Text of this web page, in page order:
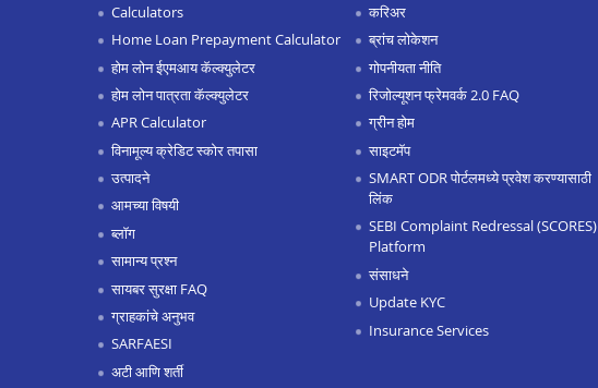
Calculators
Home Loan Prepayment Calculator
होम लोन ईएमआय कॅल्क्युलेटर
होम लोन पात्रता कॅल्क्युलेटर
APR Calculator
विनामूल्य क्रेडिट स्कोर तपासा
उत्पादने
आमच्या विषयी
ब्लॉग
सामान्य प्रश्न
सायबर सुरक्षा FAQ
ग्राहकांचे अनुभव
SARFAESI
अटी आणि शर्ती
करिअर
ब्रांच लोकेशन
गोपनीयता नीति
रिजोल्यूशन फ्रेमवर्क 2.0 FAQ
ग्रीन होम
साइटमॅप
SMART ODR पोर्टलमध्ये प्रवेश करण्यासाठी
लिंक
SEBI Complaint Redressal (SCORES)
Platform
संसाधने
Update KYC
Insurance Services